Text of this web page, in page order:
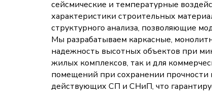
сейсмические и температурные
характеристики строительных
структурного анализа, позволяющие
Мы разрабатываем каркасные,
надежность высотных объектов при
жилых комплексов, так и для
помещений при сохранении прочности
действующих СП и СНиП, что